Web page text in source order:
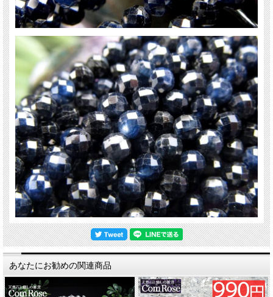
天然石 パワーストーン 海外直輸入 バイヤー厳選 プレゼント ギフト メンズ レデ
ィース 卸し 卸価格 実店舗 ハンドメイド サイズ直し コムローズ comrose
あなたにお勧めの関連商品